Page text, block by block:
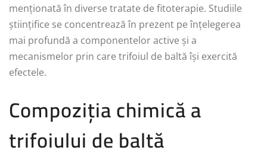
menționată în diverse tratate de fitoterapie. Studiile
științifice se concentrează în prezent pe înțelegerea
mai profundă a componentelor active și a
mecanismelor prin care trifoiul de baltă își exercită
efectele.
Compoziția chimică a
trifoiului de baltă